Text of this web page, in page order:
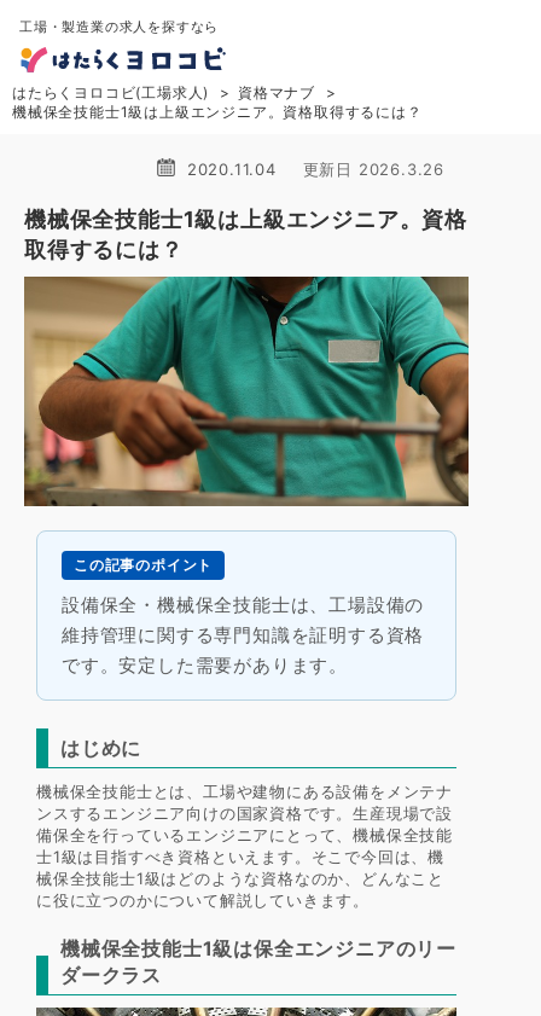
工場・製造業の求人を探すなら
はたらくヨロコビ(工場求人)
資格マナブ
機械保全技能士1級は上級エンジニア。資格取得するには？
2020.11.04 更新日 2026.3.26
機械保全技能士1級は上級エンジニア。資格
取得するには？
この記事のポイント
設備保全・機械保全技能士は、工場設備の
維持管理に関する専門知識を証明する資格
です。安定した需要があります。
はじめに
機械保全技能士とは、工場や建物にある設備をメンテナ
ンスするエンジニア向けの国家資格です。生産現場で設
備保全を行っているエンジニアにとって、機械保全技能
士1級は目指すべき資格といえます。そこで今回は、機
械保全技能士1級はどのような資格なのか、どんなこと
に役に立つのかについて解説していきます。
機械保全技能士1級は保全エンジニアのリー
ダークラス